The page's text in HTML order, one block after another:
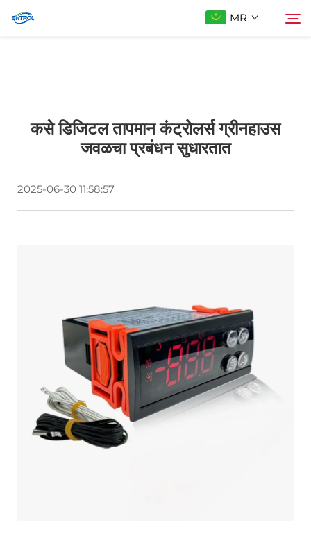
MR
उत्पादेकसे डिजिटल तापमान कंट्रोलर्स ग्रीनहाउस
जवळचा प्रबंधन सुधारतात
2025-06-30 11:58:57